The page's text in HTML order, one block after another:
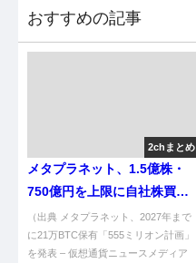
おすすめの記事
2chまとめ
メタプラネット、1.5億株・
750億円を上限に自社株買
い 割合13.13％ [どどん★]
（出典 メタプラネット、2027年まで
に21万BTC保有「555ミリオン計画」
を発表 – 仮想通貨ニュースメディア